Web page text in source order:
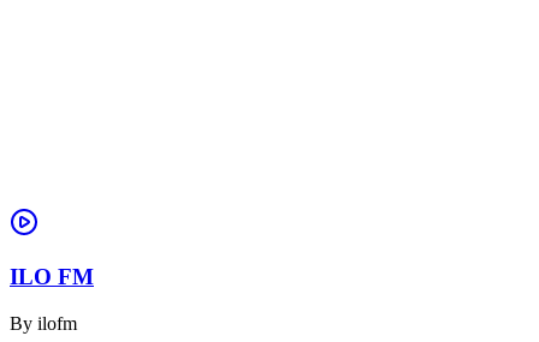
ILO FM
By ilofm